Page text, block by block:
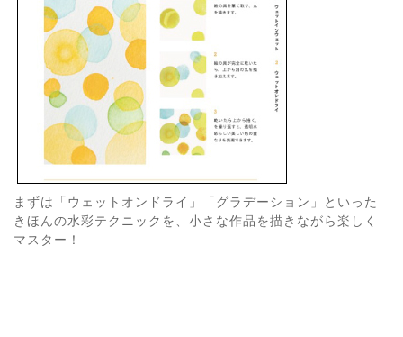
まずは「ウェットオンドライ」「グラデーション」といった
きほんの水彩テクニックを、小さな作品を描きながら楽しく
マスター！